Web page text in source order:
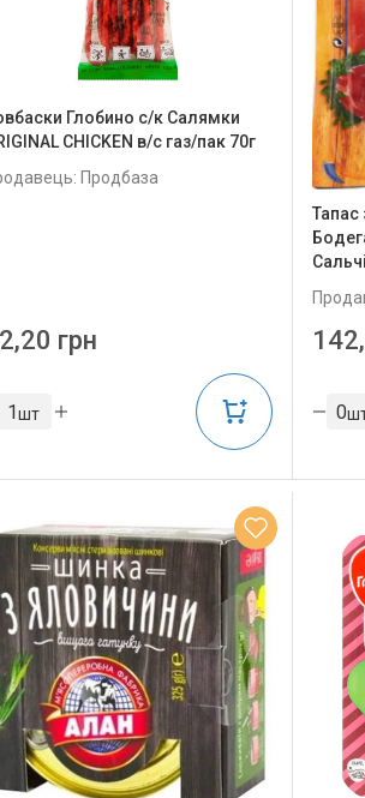
Глобино с/к Салямки
CHICKEN в/с газ/пак 70г
Продбаза
грн
шт
Тапас